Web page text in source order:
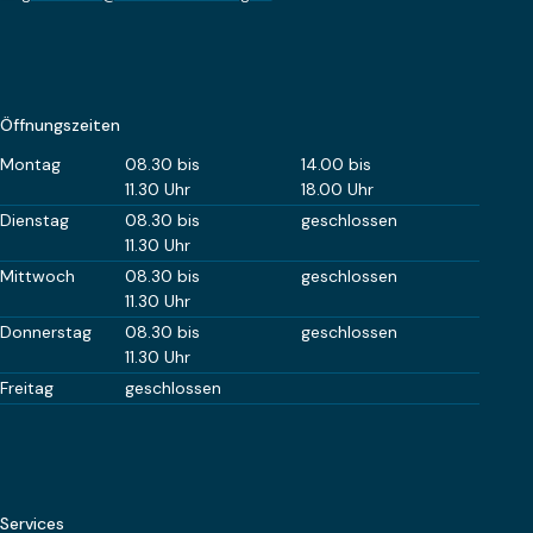
Öffnungszeiten
Wochentag
Öffnungszeiten Vormittag Öffnungszeiten
Montag
08.30 bis
11.30 Uhr
14.00 bis
18.00 Uhr
Dienstag
08.30 bis
11.30 Uhr
geschlossen
Mittwoch
08.30 bis
11.30 Uhr
geschlossen
Donnerstag
08.30 bis
11.30 Uhr
geschlossen
Freitag geschlossen
Services